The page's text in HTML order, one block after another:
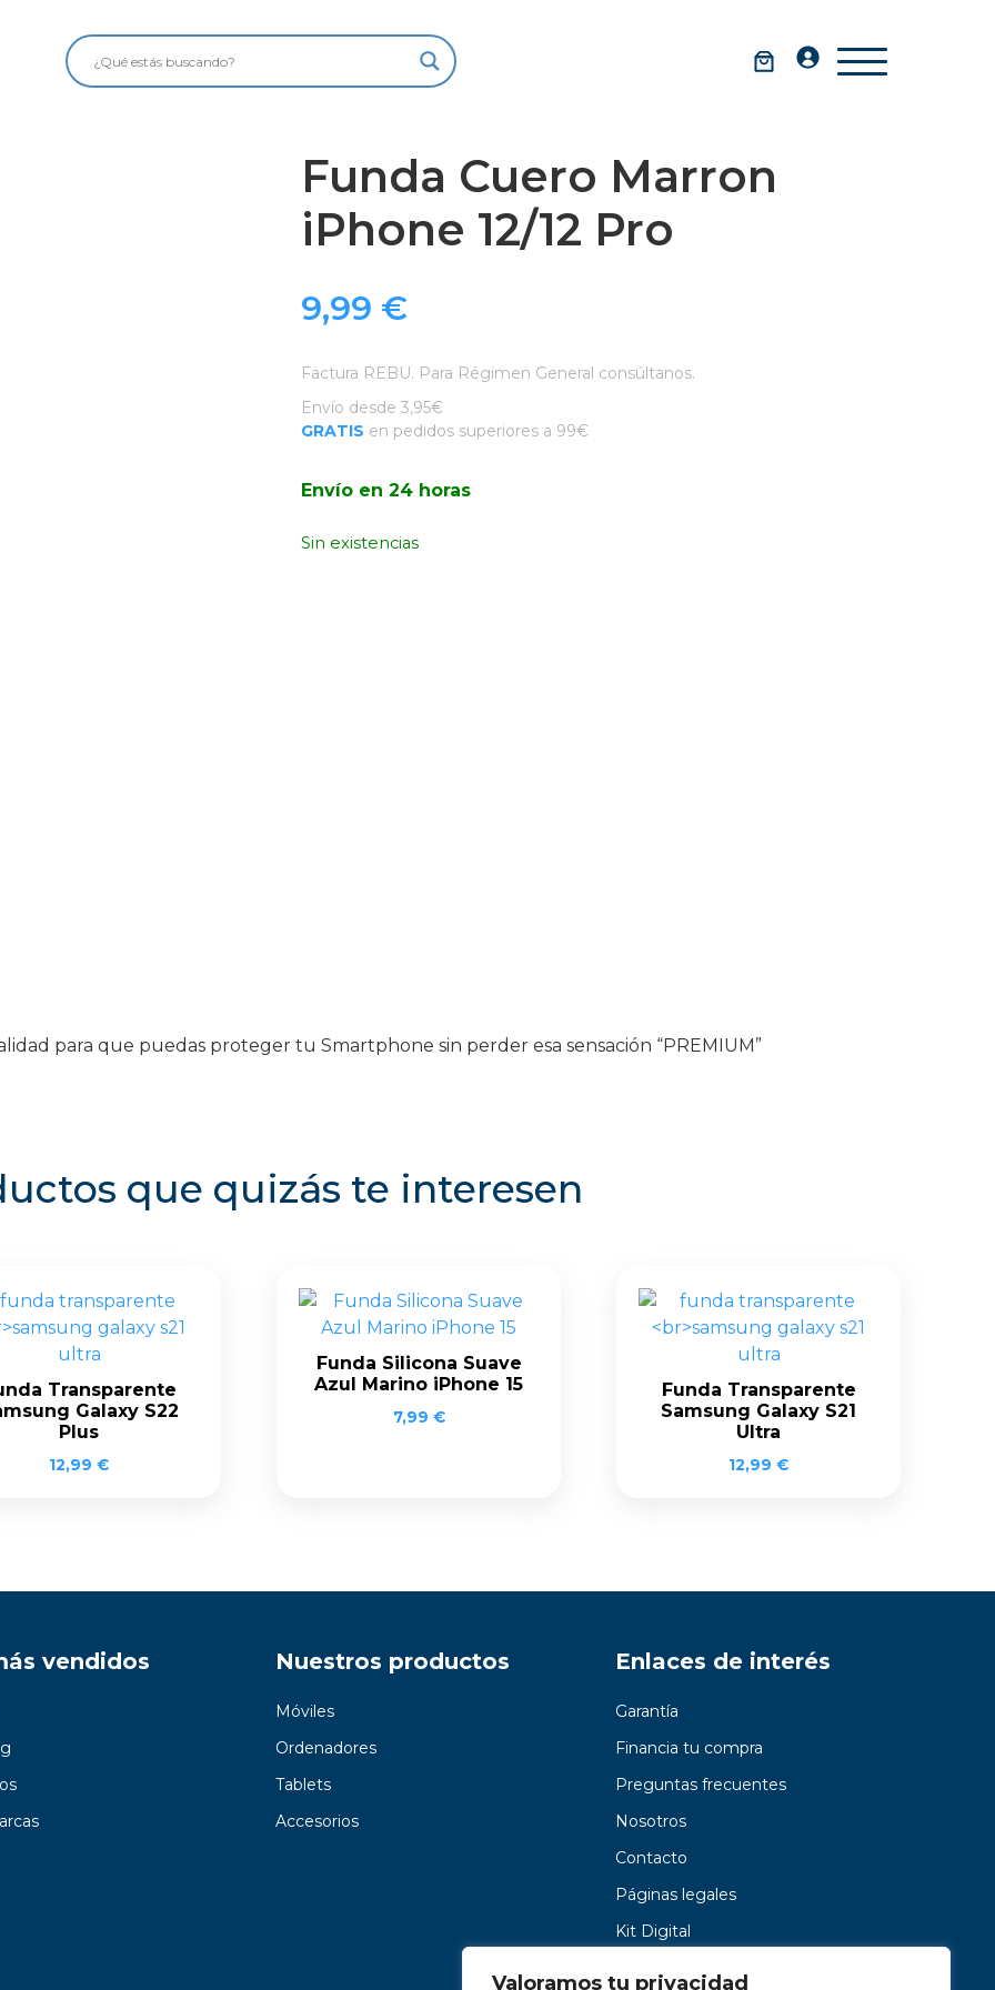
Valoramos tu privacidad
Funda Cuero Marron
iPhone 12/12 Pro
9,99 €
Factura REBU. Para Régimen General consúltanos.
Envío desde 3,95€
GRATIS en pedidos superiores a 99€
Envío en 24 horas
Sin existencias
para que puedas proteger tu Smartphone sin perder esa sensación “PREMIUM”
que quizás te interesen
Transparente
Galaxy S22
Plus
12,99 €
Funda Silicona Suave
Azul Marino iPhone 15
7,99 €
Funda Transparente
Samsung Galaxy S21
Ultra
12,99 €
vendidos Nuestros productos
Móviles
Ordenadores
Tablets
Accesorios
Enlaces de interés
Garantía
Financia tu compra
Preguntas frecuentes
Nosotros
Contacto
Páginas legales
Kit Digital